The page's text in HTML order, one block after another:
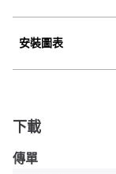
安裝圖表
下載
傳單